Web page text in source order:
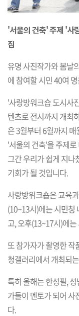
'서울의 건축' 주제 '사
집
유명 사진작가와 봄날
에 참여할 시민 40여
'사랑방워크숍 도시사
텐츠로 전시까지 개최
은 3월부터 6월까지
'서울의 건축'을 주제
그간 우리가 쉽게 지
기회가 될 것입니다.
사랑방워크숍은 교육
(10~13시)에는 시민청
고, 오후(13~17시)에
또 참가자가 촬영한 작
청갤러리에서 개최되
특히 올해는 한성필,
가들이 멘토가 되어
다.